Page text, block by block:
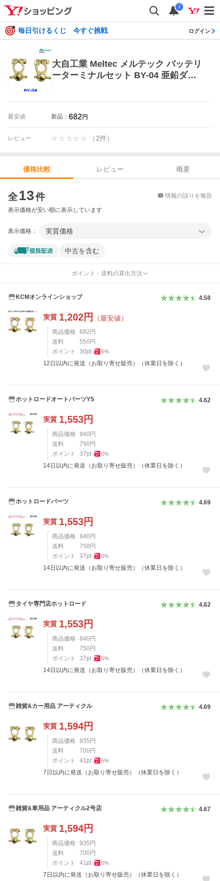
i
毎日引けるくじ 今すぐ挑戦 ログイン
大自工業 Meltec メルテック バッテリ
ーターミナルセット BY-04 亜鉛ダイ
最安値 新品： 682円
レビュー （2件）
価格比較 レビュー
概要
全13件 情報の誤りを報告
表示価格が安い順に表示しています
表示価格： 実質価格
中古を含む
ポイント・送料の算出方法
KCMオンラインショップ 4.58
実質 1,202円 （最安値）
商品価格 682 円
送料
550 円
ポイント
30pt 5%
12日以内に発送（お取り寄せ販売）（休業日を除く）
ホットロードオートパーツYS 4.62
実質 1,553円
商品価格 840 円
送料
750 円
ポイント
37pt 5%
14日以内に発送（お取り寄せ販売）（休業日を除く）
ホットロードパーツ 4.69
実質 1,553円
商品価格 840 円
送料
750 円
ポイント
37pt 5%
14日以内に発送（お取り寄せ販売）（休業日を除く）
タイヤ専門店ホットロード 4.62
実質 1,553円
商品価格 840 円
送料
750 円
ポイント
37pt 5%
14日以内に発送（お取り寄せ販売）（休業日を除く）
雑貨&カー用品 アーティクル 4.69
実質 1,594円
商品価格 935 円
送料
700 円
ポイント
41pt 5%
7日以内に発送（お取り寄せ販売）（休業日を除く）
雑貨&車用品 アーティクル2号店 4.67
実質 1,594円
商品価格 935 円
送料
700 円
ポイント
41pt 5%
7日以内に発送（お取り寄せ販売）（休業日を除く）